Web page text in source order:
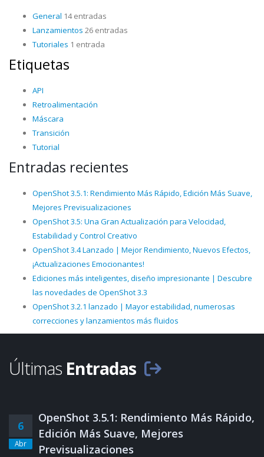
General 14 entradas
Lanzamientos 26 entradas
Tutoriales 1 entrada
Etiquetas
API
Retroalimentación
Máscara
Transición
Tutorial
Entradas recientes
OpenShot 3.5.1: Rendimiento Más Rápido, Edición Más Suave,
Mejores Previsualizaciones
OpenShot 3.5: Una Gran Actualización para Velocidad,
Estabilidad y Control Creativo
OpenShot 3.4 Lanzado | Mejor Rendimiento, Nuevos Efectos,
¡Actualizaciones Emocionantes!
Ediciones más inteligentes, diseño impresionante | Descubre
las novedades de OpenShot 3.3
OpenShot 3.2.1 lanzado | Mayor estabilidad, numerosas
correcciones y lanzamientos más fluidos
Últimas Entradas
6
Abr
OpenShot 3.5.1: Rendimiento Más Rápido,
Edición Más Suave, Mejores
Previsualizaciones